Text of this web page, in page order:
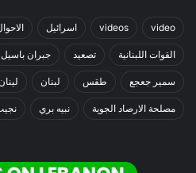
video
videos اسرائيل
القوات اللبنانية تصعيد جبران باسيل
سمير جعجع طقس لبنان
مصلحة الارصاد الجوية نبيه بري